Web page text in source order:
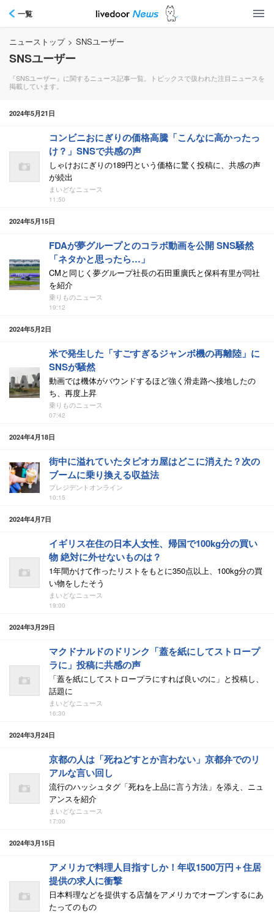
一覧
ニューストップ > SNSユーザー
SNSユーザー
『SNSユーザー』に関するニュース記事一覧。トピックスで扱われた注目ニュースを
掲載しています。
2024年5月21日
コンビニおにぎりの価格高騰「こんなに高かったっ
け？」SNSで共感の声
しゃけおにぎりの189円という価格に驚く投稿に、共感の声
が続出
まいどなニュース
11:50
2024年5月15日
FDAが夢グループとのコラボ動画を公開 SNS騒然
「ネタかと思ったら…」
CMと同じく夢グループ社長の石田重廣氏と保科有里が同社
を紹介
乗りものニュース
19:12
2024年5月2日
米で発生した「すごすぎるジャンボ機の再離陸」に
SNSが騒然
動画では機体がバウンドするほど強く滑走路へ接地したの
ち、再度上昇
乗りものニュース
07:42
2024年4月18日
街中に溢れていたタピオカ屋はどこに消えた？次の
ブームに乗り換える収益法
プレジデントオンライン
10:15
2024年4月7日
イギリス在住の日本人女性、帰国で100kg分の買い
物 絶対に外せないものは？
1年間かけて作ったリストをもとに350点以上、100kg分の買
い物をしたそう
まいどなニュース
19:00
2024年3月29日
マクドナルドのドリンク「蓋を紙にしてストロープ
ラに」投稿に共感の声
「蓋を紙にしてストロープラにすれば良いのに」と投稿し、
話題に
まいどなニュース
16:30
2024年3月24日
京都の人は「死ねどすとか言わない」京都弁でのリ
アルな言い回し
流行のハッシュタグ「死ねを上品に言う方法」を添え、ニュ
アンスを紹介
まいどなニュース
17:00
2024年3月15日
アメリカで料理人目指すしか！年収1500万円＋住居
提供の求人に衝撃
日本料理などを提供する店舗をアメリカでオープンするにあ
たってのもの